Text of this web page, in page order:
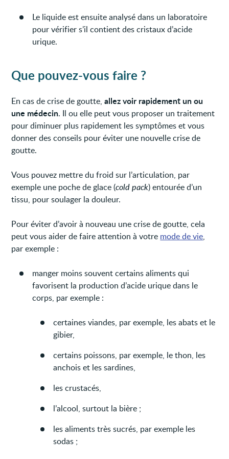
Le liquide est ensuite analysé dans un laboratoire
pour vérifier s’il contient des cristaux d’acide
urique.
Que pouvez-vous faire ?
En cas de crise de goutte,allez voir rapidement un ou
une médecin. Il ou elle peut vous proposer un traitement
pour diminuer plus rapidement les symptômes et vous
donner des conseils pour éviter une nouvelle crise de
goutte.
Vous pouvez mettre du froid sur l’articulation, par
exemple une poche de glace (cold pack) entourée d’un
tissu, pour soulager la douleur.
Pour éviter d’avoir à nouveau une crise de goutte, cela
peut vous aider de faire attention à votre mode de vie,
par exemple :
manger moins souvent certains aliments qui
favorisent la production d’acide urique dans le
corps, par exemple :
certaines viandes, par exemple, les abats et le
gibier,
certains poissons, par exemple, le thon, les
anchois et les sardines,
les crustacés,
l’alcool, surtout la bière ;
les aliments très sucrés, par exemple les
sodas ;